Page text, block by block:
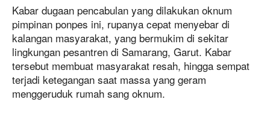
Kabar dugaan pencabulan yang dilakukan oknum
pimpinan ponpes ini, rupanya cepat menyebar di
kalangan masyarakat, yang bermukim di sekitar
lingkungan pesantren di Samarang, Garut. Kabar
tersebut membuat masyarakat resah, hingga sempat
terjadi ketegangan saat massa yang geram
menggeruduk rumah sang oknum.